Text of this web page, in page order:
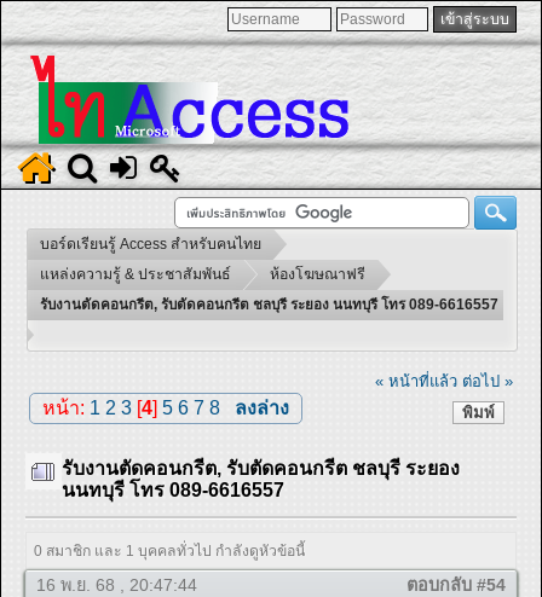
บอร์ดเรียนรู้ Access สำหรับคนไทย
แหล่งความรู้ & ประชาสัมพันธ์
ห้องโฆษณาฟรี
รับงานตัดคอนกรีต, รับตัดคอนกรีต ชลบุรี ระยอง นนทบุรี โทร 089-6616557
« หน้าที่แล้ว ต่อไป »
พิมพ์
หน้า: 1 2 3[4] 5 6 7 8 ลงล่าง
รับงานตัดคอนกรีต, รับตัดคอนกรีต ชลบุรี ระยอง
นนทบุรี โทร 089-6616557
0 สมาชิก และ 1 บุคคลทั่วไป กำลังดูหัวข้อนี้
16 พ.ย. 68 , 20:47:44 ตอบกลับ #54